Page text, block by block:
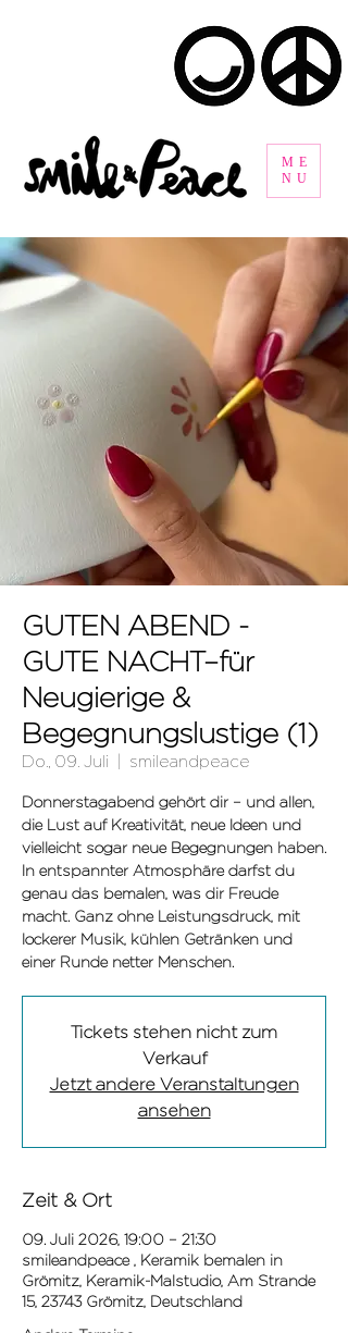
ME
NU
GUTEN ABEND -
GUTE NACHT–für
Neugierige &
Begegnungslustige (1)
Do., 09. Juli smileandpeace
Donnerstagabend gehört dir – und allen,
die Lust auf Kreativität, neue Ideen und
vielleicht sogar neue Begegnungen haben.
In entspannter Atmosphäre darfst du
genau das bemalen, was dir Freude
macht. Ganz ohne Leistungsdruck, mit
lockerer Musik, kühlen Getränken und
einer Runde netter Menschen.
Tickets stehen nicht zum
Verkauf
Jetzt andere Veranstaltungen
ansehen
Zeit & Ort
09. Juli 2026, 19:00 – 21:30
smileandpeace , Keramik bemalen in
Grömitz, Keramik-Malstudio, Am Strande
15, 23743 Grömitz, Deutschland